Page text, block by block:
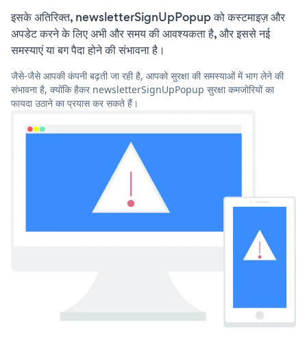
इसके अतिरिक्त, newsletterSignUpPopup को कस्टमाइज़ और
अपडेट करने के लिए अभी और समय की आवश्यकता है, और इससे नई
समस्याएं या बग पैदा होने की संभावना है।
जैसे-जैसे आपकी कंपनी बढ़ती जा रही है, आपको सुरक्षा की समस्याओं में भाग लेने की
संभावना है, क्योंकि हैकर newsletterSignUpPopup सुरक्षा कमजोरियों का
फायदा उठाने का प्रयास कर सकते हैं।